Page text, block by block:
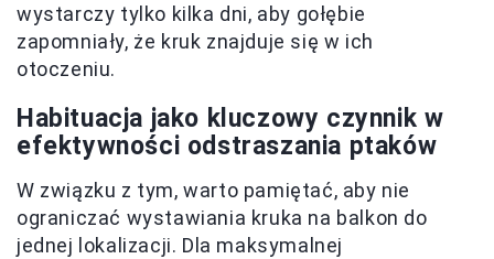
wystarczy tylko kilka dni, aby gołębie
zapomniały, że kruk znajduje się w ich
otoczeniu.
Habituacja jako kluczowy czynnik w
efektywności odstraszania ptaków
W związku z tym, warto pamiętać, aby nie
ograniczać wystawiania kruka na balkon do
jednej lokalizacji. Dla maksymalnej